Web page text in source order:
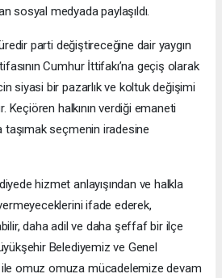
sosyal medyada paylaşıldı.
parti değiştireceğine dair yaygın
Cumhur İttifakı’na geçiş olarak
siyasi bir pazarlık ve koltuk değişimi
Keçiören halkının verdiği emaneti
taşımak seçmenin iradesine
hizmet anlayışından ve halkla
ifade ederek,
daha adil ve daha şeffaf bir ilçe
Belediyemiz ve Genel
ile omuz omuza mücadelemize devam